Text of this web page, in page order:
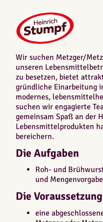
Wir suchen Metzger/
unseren
zu besetzen, bietet
gründliche Einarbeitung
modernes,
suchen wir engagierte
gemeinsam Spaß an der
Lebensmittelprodukten
bereichern.
Die Aufgaben
Roh- und
und
Die Voraussetzung
eine